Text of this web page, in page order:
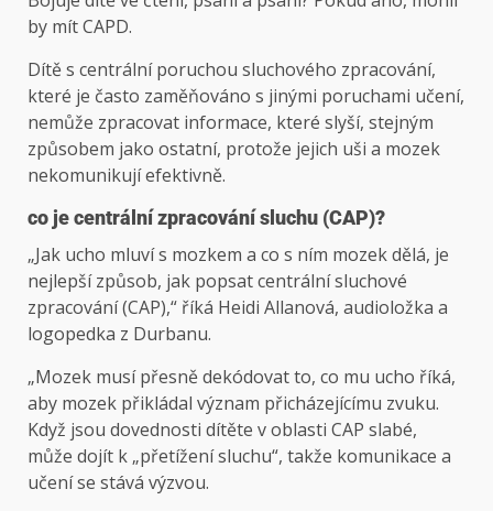
by mít CAPD.
Dítě s centrální poruchou sluchového zpracování,
které je často zaměňováno s jinými poruchami učení,
nemůže zpracovat informace, které slyší, stejným
způsobem jako ostatní, protože jejich uši a mozek
nekomunikují efektivně.
co je centrální zpracování sluchu (CAP)?
„Jak ucho mluví s mozkem a co s ním mozek dělá, je
nejlepší způsob, jak popsat centrální sluchové
zpracování (CAP),“ říká Heidi Allanová, audioložka a
logopedka z Durbanu.
„Mozek musí přesně dekódovat to, co mu ucho říká,
aby mozek přikládal význam přicházejícímu zvuku.
Když jsou dovednosti dítěte v oblasti CAP slabé,
může dojít k „přetížení sluchu“, takže komunikace a
učení se stává výzvou.